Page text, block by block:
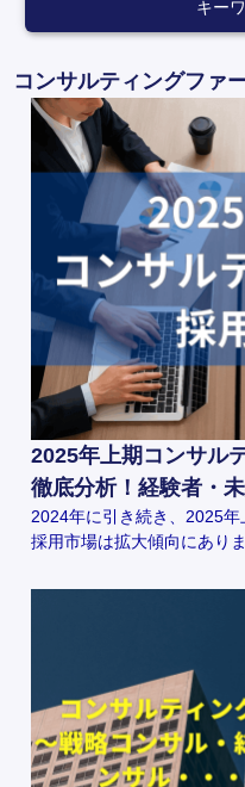
キー
コンサルティングファ
2025年上期コンサル
徹底分析！経験者・
2024年に引き続き、2025
採用市場は拡大傾向にあり